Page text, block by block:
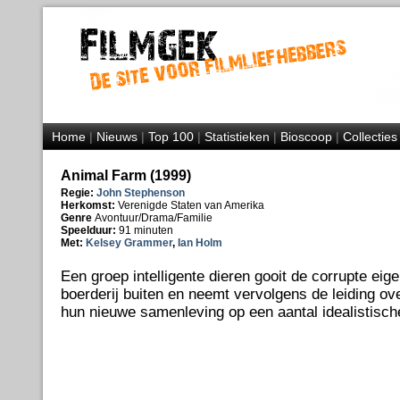
Home|Nieuws|Top 100|Statistieken|Bioscoop|Collecties
Animal Farm (1999)
Regie: John Stephenson
Herkomst: Verenigde Staten van Amerika
Genre Avontuur/Drama/Familie
Speelduur: 91 minuten
Met: Kelsey Grammer, Ian Holm
Een groep intelligente dieren gooit de corrupte
boerderij buiten en neemt vervolgens de leiding
hun nieuwe samenleving op een aantal